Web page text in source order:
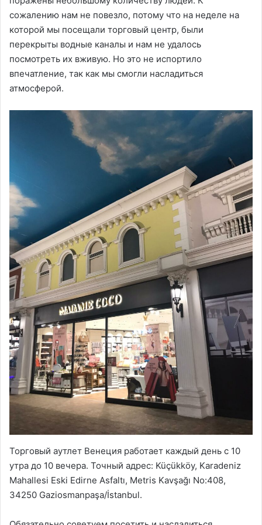
сожалению нам не повезло, потому что на неделе на
которой мы посещали торговый центр, были
перекрыты водные каналы и нам не удалось
посмотреть их вживую. Но это не испортило
впечатление, так как мы смогли насладиться
атмосферой.
Торговый аутлет Венеция работает каждый день с 10
утра до 10 вечера. Точный адрес: Küçükköy, Karadeniz
Mahallesi Eski Edirne Asfaltı, Metris Kavşağı No:408,
34250 Gaziosmanpaşa/İstanbul.